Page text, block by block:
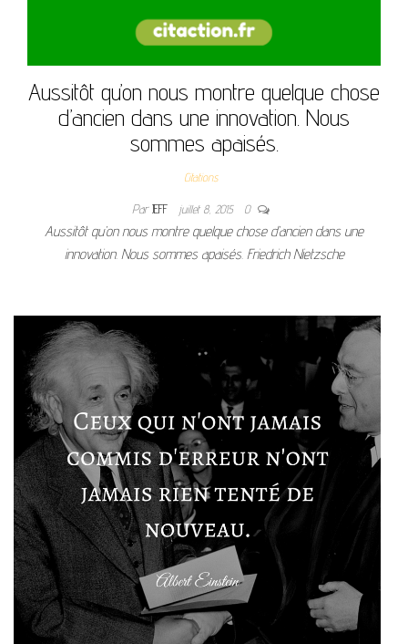
Aussitôt qu’on nous montre quelque chose
d’ancien dans une innovation. Nous
sommes apaisés.
Citations
ParJEFF juillet 8, 2015 0
Aussitôt qu’on nous montre quelque chose d’ancien dans une
innovation. Nous sommes apaisés. Friedrich Nietzsche